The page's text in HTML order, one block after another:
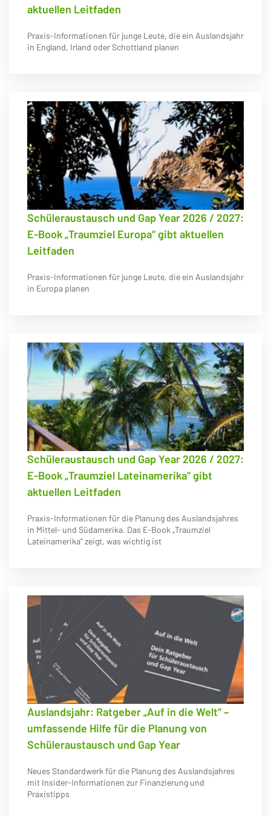
aktuellen Leitfaden
Praxis-Informationen für junge Leute, die ein Auslandsjahr
in England, Irland oder Schottland planen
Schüleraustausch und Gap Year 2026 / 2027:
E-Book „Traumziel Europa“ gibt aktuellen
Leitfaden
Praxis-Informationen für junge Leute, die ein Auslandsjahr
in Europa planen
Schüleraustausch und Gap Year 2026 / 2027:
E-Book „Traumziel Lateinamerika“ gibt
aktuellen Leitfaden
Praxis-Informationen für die Planung des Auslandsjahres
in Mittel- und Südamerika. Das E-Book „Traumziel
Lateinamerika“ zeigt, was wichtig ist
Auslandsjahr: Ratgeber „Auf in die Welt“ –
umfassende Hilfe für die Planung von
Schüleraustausch und Gap Year
Neues Standardwerk für die Planung des Auslandsjahres
mit Insider-Informationen zur Finanzierung und
Praxistipps